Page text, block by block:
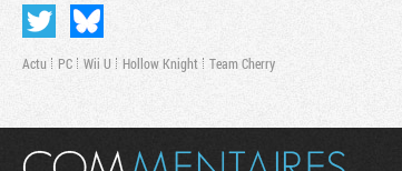
Actu PC Wii U Hollow Knight Team Cherry